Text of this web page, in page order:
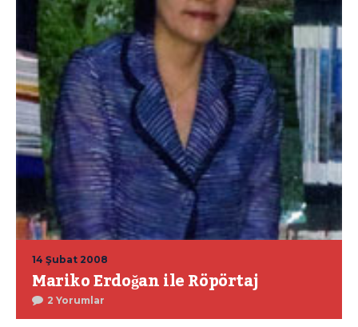
14 Şubat 2008
Mariko Erdoğan ile Röpörtaj
2 Yorumlar